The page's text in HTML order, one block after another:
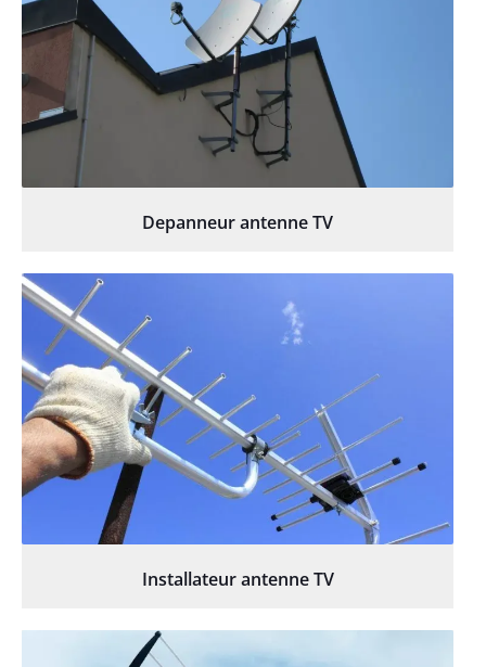
Depanneur antenne TV
Installateur antenne TV